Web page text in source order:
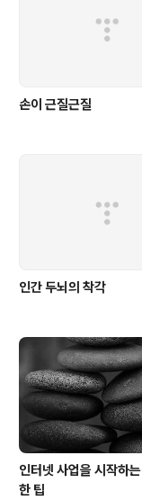
손이 근질근질
인간 두뇌의 착각
인터넷 사업을 시작하
한 팁